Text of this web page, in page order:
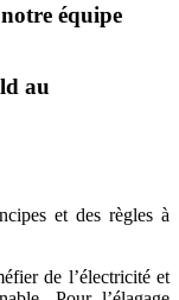
équipe
au
et des règles à
de l’électricité et